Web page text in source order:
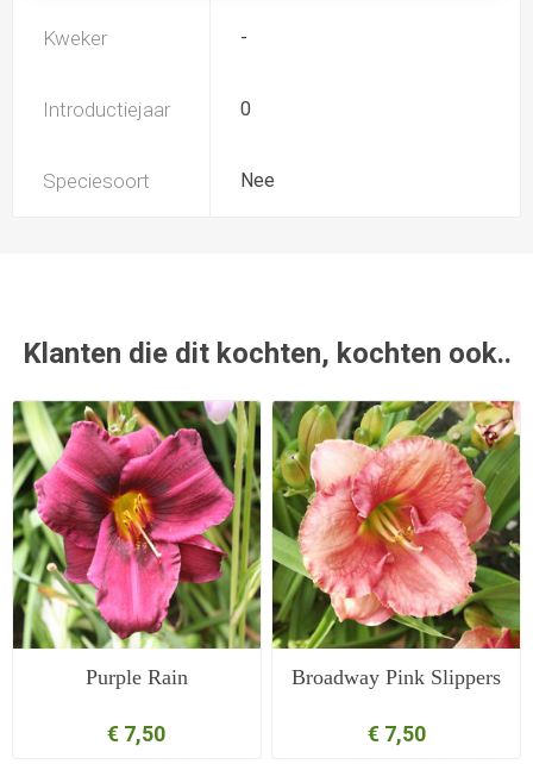
Kweker -
Introductiejaar 0
Speciesoort Nee
Klanten die dit kochten, kochten ook..
Purple Rain
€ 7,50
Broadway Pink Slippers
€ 7,50